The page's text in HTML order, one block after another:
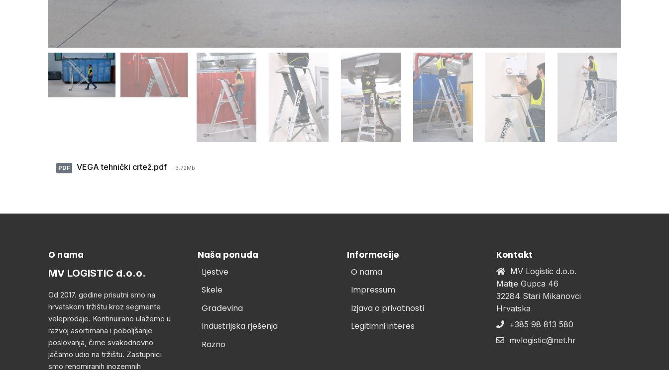
PDF VEGA tehnički crtež.pdf 3.72Mb
O nama
MV LOGISTIC d.o.o.
Od 2017. godine prisutni smo na
hrvatskom tržištu kroz segmente
veleprodaje. Kontinuirano ulažemo u
razvoj asortimana i poboljšanje
poslovanja, čime svakodnevno
jačamo udio na tržištu. Zastupnici
smo renomiranih inozemnih
Naša ponuda
Ljestve
Skele
Građevina
Industrijska rješenja
Razno
Informacije
O nama
Impressum
Izjava o privatnosti
Legitimni interes
Kontakt
MV Logistic d.o.o.
Matije Gupca 46
32284 Stari Mikanovci
Hrvatska
+385 98 813 580
mvlogistic@net.hr